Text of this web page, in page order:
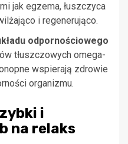
jak egzema, łuszczyca
i regenerująco.
odpornościowego
tłuszczowych omega-
wspierają zdrowie
organizmu.
i
na relaks